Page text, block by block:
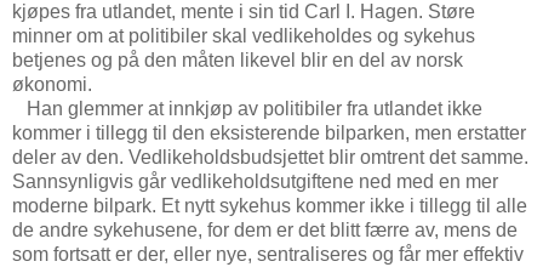
kjøpes fra utlandet, mente i sin tid Carl I. Hagen. Støre
minner om at politibiler skal vedlikeholdes og sykehus
betjenes og på den måten likevel blir en del av norsk
økonomi.
Han glemmer at innkjøp av politibiler fra utlandet ikke
kommer i tillegg til den eksisterende bilparken, men erstatter
deler av den. Vedlikeholdsbudsjettet blir omtrent det samme.
Sannsynligvis går vedlikeholdsutgiftene ned med en mer
moderne bilpark. Et nytt sykehus kommer ikke i tillegg til alle
de andre sykehusene, for dem er det blitt færre av, mens de
som fortsatt er der, eller nye, sentraliseres og får mer effektiv